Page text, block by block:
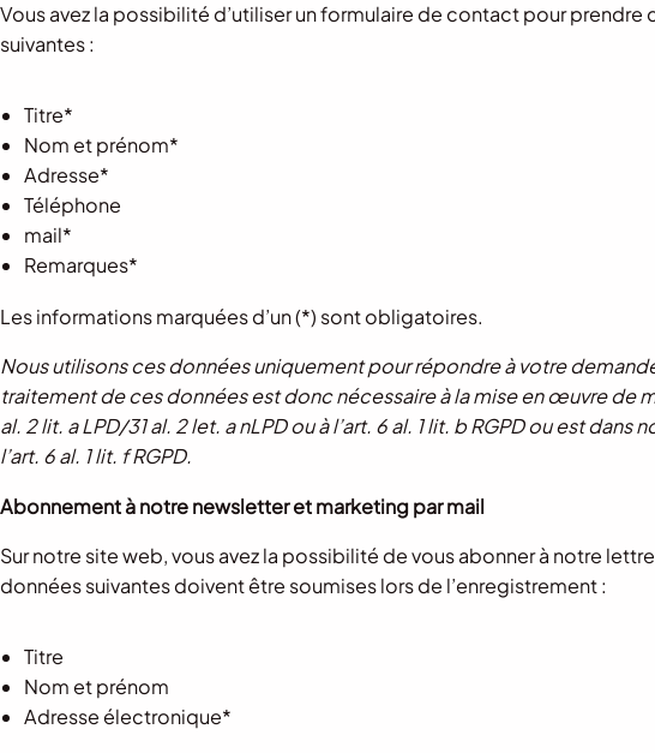
Vous avez la possibilité d’utiliser un formulaire de contact pour
suivantes :
Titre*
Nom et prénom*
Adresse*
Téléphone
mail*
Remarques*
Les informations marquées d’un (*) sont obligatoires.
Nous utilisons ces données uniquement pour répondre à votre
traitement de ces données est donc nécessaire à la mise en œuvre de
al. 2 lit. a LPD/31 al. 2 let. a nLPD ou à l’art. 6 al. 1 lit. b RGPD ou est
l’art. 6 al. 1 lit. f RGPD.
Abonnement à notre newsletter et marketing par mail
Sur notre site web, vous avez la possibilité de vous abonner à notre
données suivantes doivent être soumises lors de l’enregistrement :
Titre
Nom et prénom
Adresse électronique*